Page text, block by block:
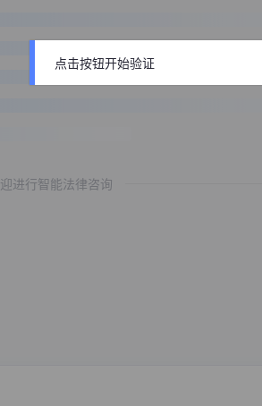
进行智能法律咨询
点击按钮开始验证